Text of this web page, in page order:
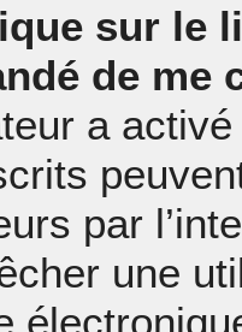
sur le
de me
a
par
une